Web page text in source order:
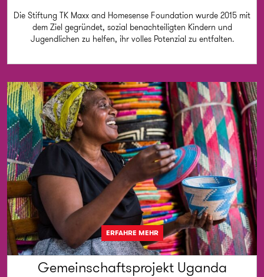
Die Stiftung TK Maxx and Homesense Foundation wurde 2015 mit
dem Ziel gegründet, sozial benachteiligten Kindern und
Jugendlichen zu helfen, ihr volles Potenzial zu entfalten.
ERFAHRE MEHR
Gemeinschaftsprojekt Uganda